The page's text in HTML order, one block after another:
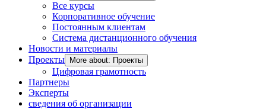
Все курсы
Корпоративное обучение
Постоянным клиентам
Система дистанционного обучения
Новости и материалы
Проекты
More about: Проекты
Цифровая грамотность
Партнеры
Эксперты
сведения об организации